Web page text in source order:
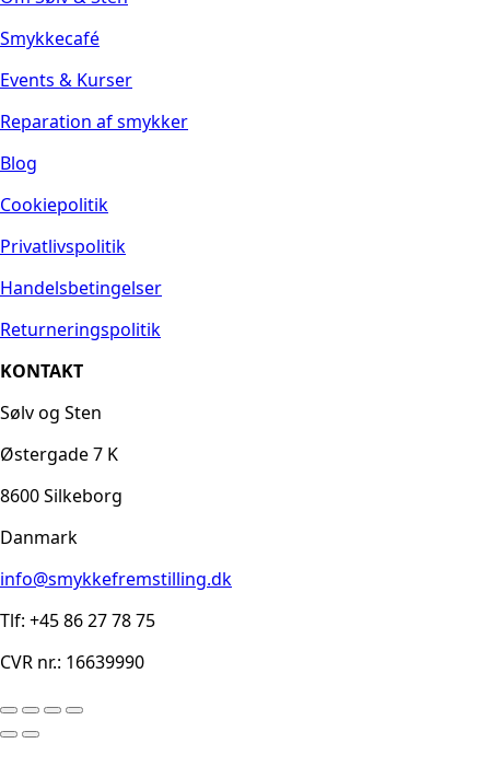
Smykkecafé
Events & Kurser
Reparation af smykker
Blog
Cookiepolitik
Privatlivspolitik
Handelsbetingelser
Returneringspolitik
KONTAKT
Sølv og Sten
Østergade 7 K
8600 Silkeborg
Danmark
info@smykkefremstilling.dk
Tlf: +45 86 27 78 75
CVR nr.: 16639990